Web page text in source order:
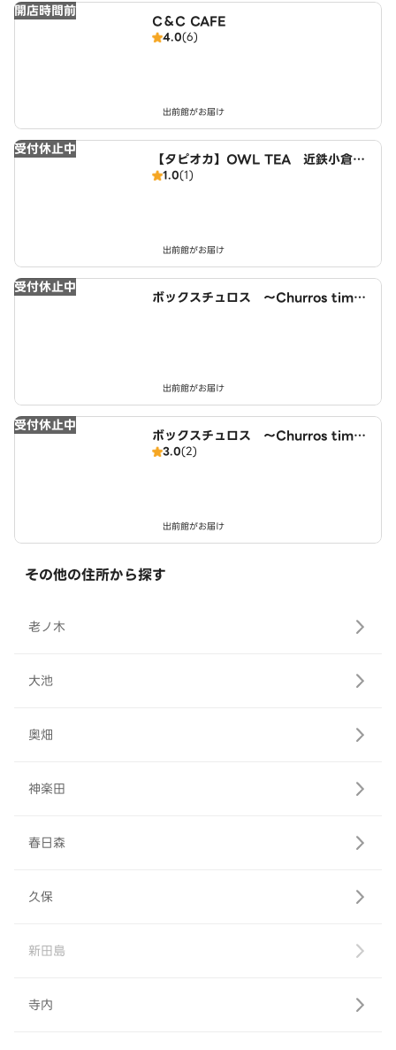
開店時間前
C＆C CAFE
4.0(6)
出前館がお届け
受付休止中
【タピオカ】OWL TEA 近鉄小倉駅
西店
1.0(1)
出前館がお届け
受付休止中
ボックスチュロス ～Churros time
出前館がお届け
受付休止中
ボックスチュロス ～Churros time
～ 近鉄小倉駅西店
3.0(2)
出前館がお届け
その他の住所から探す
老ノ木
大池
奥畑
神楽田
春日森
久保
新田島
寺内